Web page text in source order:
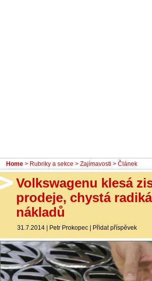
Home > Rubriky a sekce > Zajímavosti > Článek
Volkswagenu klesá
prodeje, chystá
nákladů
31.7.2014 | Petr Prokopec | Přidat příspěvek